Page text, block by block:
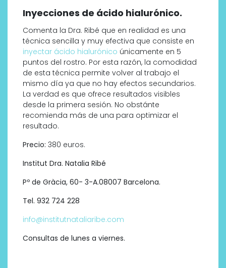
Inyecciones de ácido hialurónico.
Comenta la Dra. Ribé que en realidad es una
técnica sencilla y muy efectiva que consiste en
inyectar ácido hialurónico únicamente en 5
puntos del rostro. Por esta razón, la comodidad
de esta técnica permite volver al trabajo el
mismo día ya que no hay efectos secundarios.
La verdad es que ofrece resultados visibles
desde la primera sesión. No obstánte
recomienda más de una para optimizar el
resultado.
Precio: 380 euros.
Institut Dra. Natalia Ribé
Pº de Gràcia, 60- 3-A.08007 Barcelona.
Tel. 932 724 228
info@institutnataliaribe.com
Consultas de lunes a viernes.